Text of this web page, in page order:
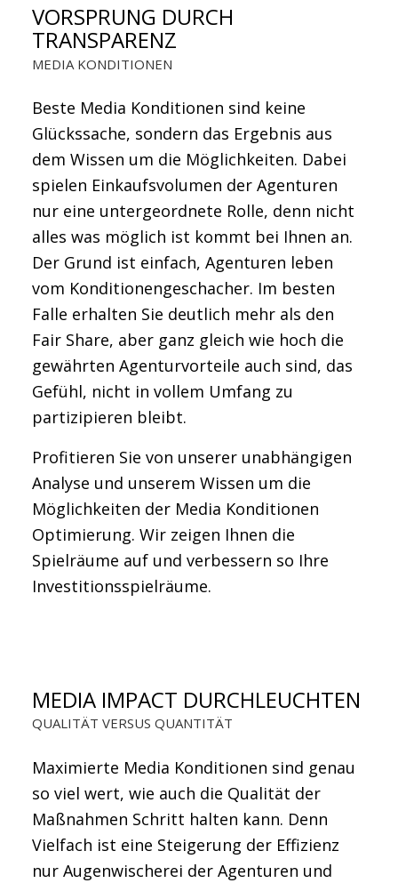
VORSPRUNG DURCH
TRANSPARENZ
MEDIA KONDITIONEN
Beste Media Konditionen sind keine
Glückssache, sondern das Ergebnis aus
dem Wissen um die Möglichkeiten. Dabei
spielen Einkaufsvolumen der Agenturen
nur eine untergeordnete Rolle, denn nicht
alles was möglich ist kommt bei Ihnen an.
Der Grund ist einfach, Agenturen leben
vom Konditionengeschacher. Im besten
Falle erhalten Sie deutlich mehr als den
Fair Share, aber ganz gleich wie hoch die
gewährten Agenturvorteile auch sind, das
Gefühl, nicht in vollem Umfang zu
partizipieren bleibt.
Profitieren Sie von unserer unabhängigen
Analyse und unserem Wissen um die
Möglichkeiten der Media Konditionen
Optimierung. Wir zeigen Ihnen die
Spielräume auf und verbessern so Ihre
Investitionsspielräume.
MEDIA IMPACT DURCHLEUCHTEN
QUALITÄT VERSUS QUANTITÄT
Maximierte Media Konditionen sind genau
so viel wert, wie auch die Qualität der
Maßnahmen Schritt halten kann. Denn
Vielfach ist eine Steigerung der Effizienz
nur Augenwischerei der Agenturen und